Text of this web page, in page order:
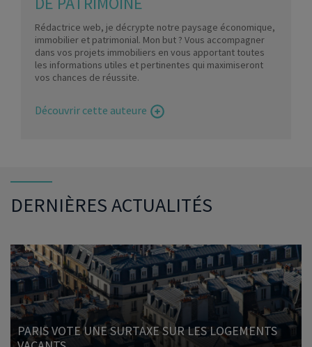
Rédactrice web, je décrypte notre paysage économique,
immobilier et patrimonial. Mon but ? Vous accompagner
dans vos projets immobiliers en vous apportant toutes
les informations utiles et pertinentes qui maximiseront
vos chances de réussite.
Découvrir cette auteure
DERNIÈRES ACTUALITÉS
PARIS VOTE UNE SURTAXE SUR LES LOGEMENTS